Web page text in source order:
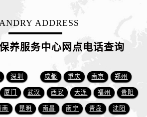
贵州省遵义市红花岗区共青大道与嵩山路交叉口售后服务中心（需提前预约）
四川省巴中市巴州区江北大道售后服务中心（需提前预约）
四川省成都市锦江区人民东路6号SAC东原中心24层2406B室售后服务中心（需提前预约）
四川省达州市通川区中心广场、老车坝售后服务中心（需提前预约）
四川省德阳市旌阳区长江西路、南街售后服务中心（需提前预约）
ADDRESS
养服务中心网点电话查询
深圳 成都 重庆 南京 郑州
厦门 武汉 西安 大连 福州 贵阳
南 昆明 南昌 南宁 青岛 沈阳